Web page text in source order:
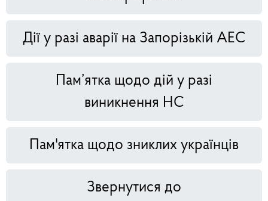
Дії у разі аварії на Запорізькій АЕС
Пам’ятка щодо дій у разі
виникнення НС
Пам'ятка щодо зниклих українців
Звернутися до